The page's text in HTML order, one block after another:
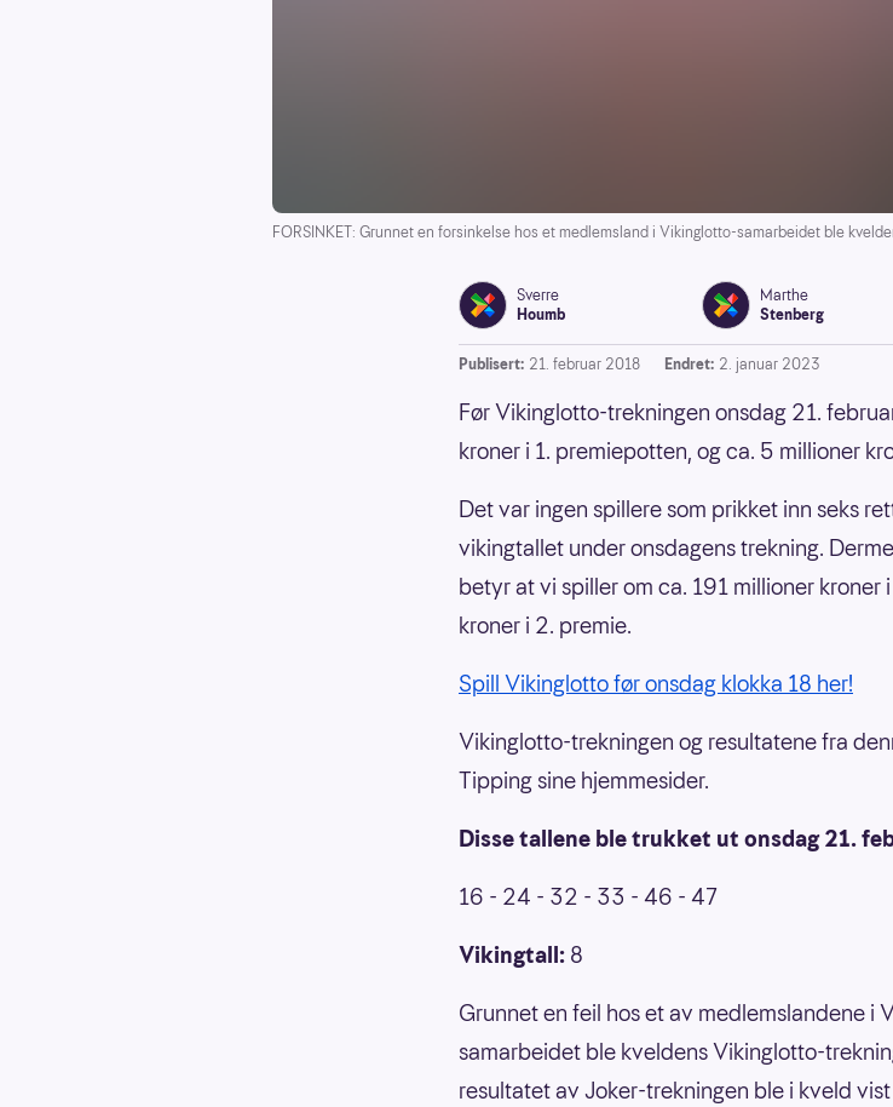
FORSINKET: Grunnet en forsinkelse hos et medlemsland i Vikinglotto-samarbeidet ble
Sverre
Houmb
Marthe
Stenberg
Publisert: 21. februar 2018 Endret: 2. januar 2023
Før Vikinglotto-trekningen onsdag 21.
kroner i 1. premiepotten, og ca. 5 millioner
Det var ingen spillere som prikket inn seks
vikingtallet under onsdagens trekning.
betyr at vi spiller om ca. 191 millioner kroner
kroner i 2. premie.
Spill Vikinglotto før onsdag klokka 18 her!
Vikinglotto-trekningen og resultatene fra
Tipping sine hjemmesider.
Disse tallene ble trukket ut onsdag 21.
16 - 24 - 32 - 33 - 46 - 47
Vikingtall: 8
Grunnet en feil hos et av medlemslandene i
samarbeidet ble kveldens Vikinglotto-
resultatet av Joker-trekningen ble i kveld